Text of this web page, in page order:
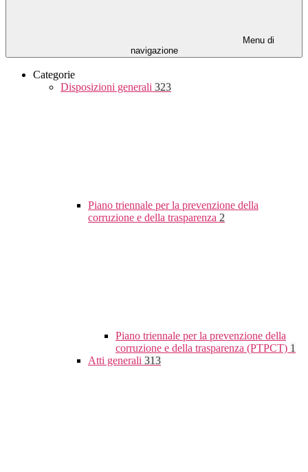
Menu di
navigazione
Categorie
Disposizioni generali 323
Piano triennale per la prevenzione della
corruzione e della trasparenza 2
Piano triennale per la prevenzione della
corruzione e della trasparenza (PTPCT) 1
Atti generali 313